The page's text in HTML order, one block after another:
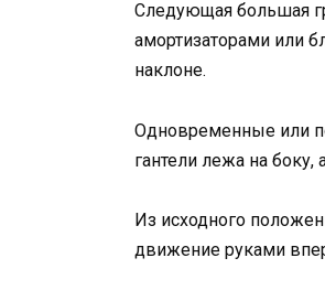
Следующая большая
амортизаторами или
наклоне.
Одновременные или
гантели лежа на
Из исходного
движение руками